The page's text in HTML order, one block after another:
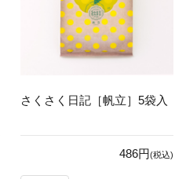
さくさく日記［帆立］5袋入
486円(税込)